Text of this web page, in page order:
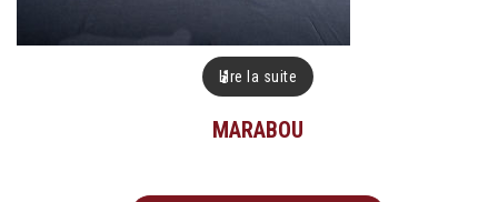
Lire la suite
MARABOU